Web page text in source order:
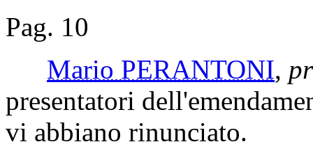
Pag. 10
Mario PERANTONI,
presentatori
vi abbiano rinunciato.